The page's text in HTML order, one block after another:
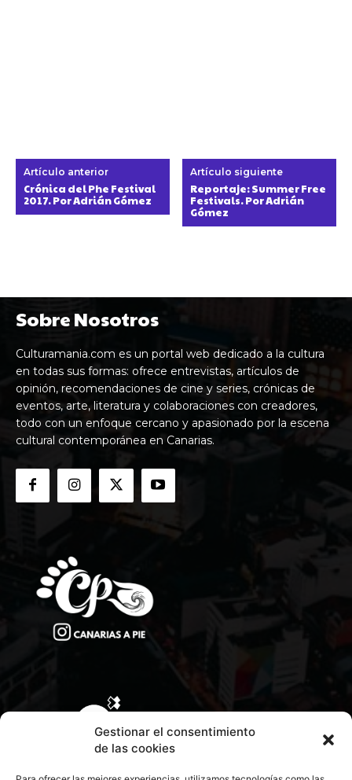
Gestionar el consentimiento
de las cookies
Artículo anterior
Crónica del Phe Festival
2017. Por Adrián Gómez
Artículo siguiente
Reportaje: Summer Free
Festivals. Por Adrián
Gómez
Sobre Nosotros
Culturamania.com es un portal web dedicado a la cultura
en todas sus formas: ofrece entrevistas, artículos de
opinión, recomendaciones de cine y series, crónicas de
eventos, arte, literatura y colaboraciones con creadores,
todo con un enfoque cercano y apasionado por la escena
cultural contemporánea en Canarias.